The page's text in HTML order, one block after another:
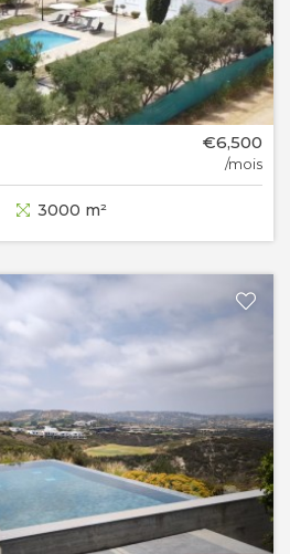
€6,500
/mois
3000 m²